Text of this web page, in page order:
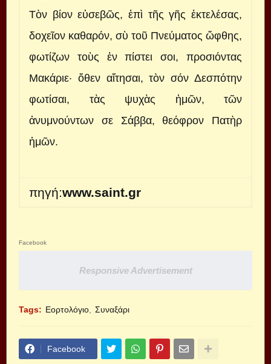
Τὸν βίον εὐσεβῶς, ἐπὶ τῆς γῆς ἐκτελέσας,
δοχεῖον καθαρόν, σὺ τοῦ Πνεύματος ὤφθης,
φωτίζων τοὺς ἐν πίστει σοι, προσιόντας
Μακάριε· ὅθεν αἴτησαι, τὸν σόν Δεσπότην
φωτίσαι, τὰς ψυχὰς ἡμῶν, τῶν
ἀνυμνούντων σε Σάββα, θεόφρον Πατὴρ
ἡμῶν.
πηγή:www.saint.gr
Facebook
Responsive Advertisement
Tags: Εορτολόγιο Συναξάρι
Facebook